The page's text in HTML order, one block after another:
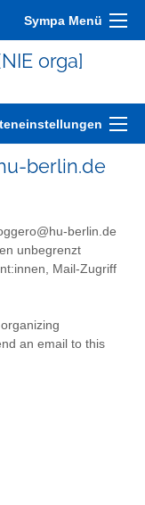
Sympa Menü
orga]
berlin.de
berlin.de
unbegrenzt
Mail-Zugriff
an email to this